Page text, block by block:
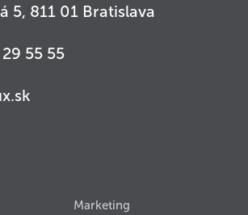
5, 811 01 Bratislava
55 55
Marketing